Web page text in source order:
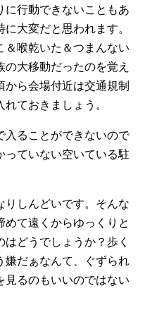
に行動できないこともあ
大変だと思われます。
＆喉乾いた＆つまんない
大移動だったのを覚え
ら会場付近は交通規制
ておきましょう。
入ることができないので
っていない空いている駐
りしんどいです。そんな
て遠くからゆっくりと
どうでしょうか？歩く
嫌だぁなんて、ぐずられ
見るのもいいのではない